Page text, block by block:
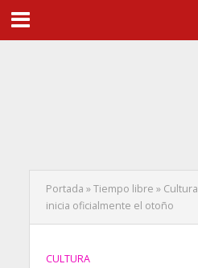
Portada »Tiempo libre » Cultura
inicia oficialmente el otoño
CULTURA